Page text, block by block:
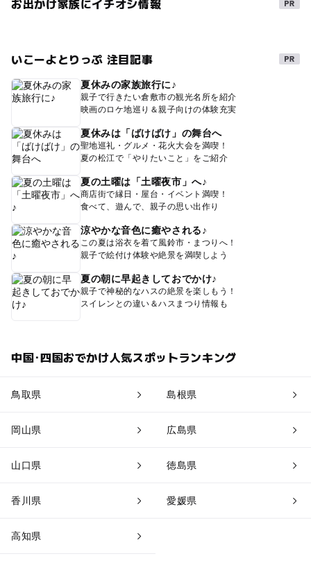
お出かけ家族にイチオシ情報
いこーよとりっぷ 注目記事
夏休みの家族旅行に♪
親子で行きたい倉敷市の観光名所を紹介
映画のロケ地巡り＆親子向けの体験充実
夏休みは「ばけばけ」の舞台へ
聖地巡礼・グルメ・花火大会を満喫！
夏の松江で「やりたいこと」をご紹介
夏の土曜は「土曜夜市」へ♪
商店街で縁日・屋台・イベント満喫！
食べて、遊んで、親子の思い出作り
涼やかな音色に癒やされる♪
この夏は浴衣を着て風鈴市・まつりへ！
親子で絵付け体験や絶景を満喫しよう
夏の朝に早起きしておでかけ♪
親子で神秘的なハスの絶景を楽しもう！
スイレンとの違い＆ハスまつり情報も
中国･四国おでかけ人気スポットランキング
鳥取県 島根県
岡山県 広島県
山口県 徳島県
香川県 愛媛県
高知県